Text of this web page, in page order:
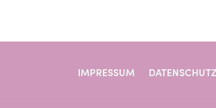
IMPRESSUM DATENSCHUTZ